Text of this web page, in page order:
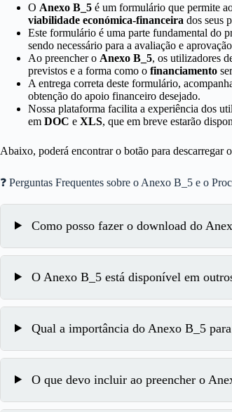
O Anexo B_5 é um formulário que permite
viabilidade económica-financeira dos seus
Este formulário é uma parte fundamental do
sendo necessário para a avaliação e
Ao preencher o Anexo B_5, os utilizadores
previstos e a forma como o financiamento
A entrega correta deste formulário,
obtenção do apoio financeiro desejado.
Nossa plataforma facilita a experiência dos
em DOC e XLS, que em breve estarão
Abaixo, poderá encontrar o botão para descarregar
❓ Perguntas Frequentes sobre o Anexo B_5 e o
Como posso fazer o download do
O Anexo B_5 está disponível em
Qual a importância do Anexo B_5
O que devo incluir ao preencher o